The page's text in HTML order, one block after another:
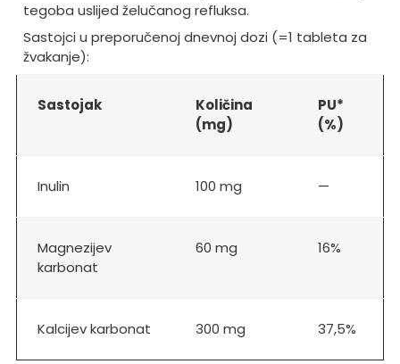
tegoba uslijed želučanog refluksa.
Sastojci u preporučenoj dnevnoj dozi (=1 tableta za
žvakanje):
Sastojak
Količina
(mg)
PU*
(%)
Inulin 100 mg —
Magnezijev
karbonat
60 mg 16%
Kalcijev karbonat 300 mg 37,5%